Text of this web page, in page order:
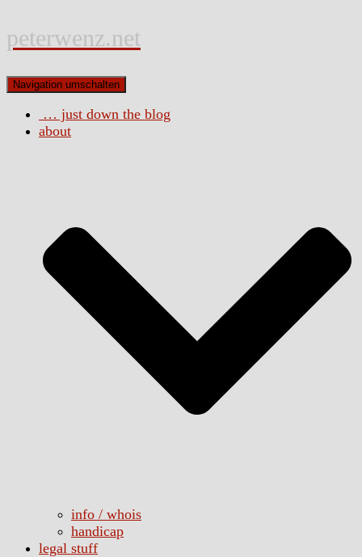
peterwenz.net
Navigation umschalten
… just down the blog
about
info / whois
handicap
legal stuff